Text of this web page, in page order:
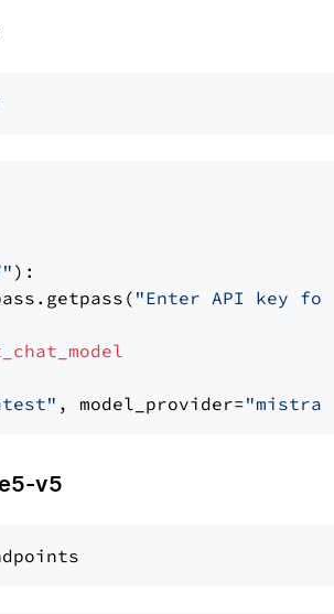
):
"Enter API key
, model_provider=
v5